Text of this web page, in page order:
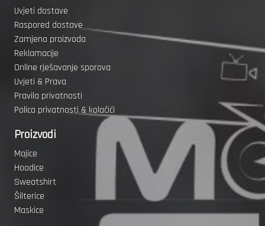
Uvjeti dostave
Raspored dostave
Zamjena proizvoda
Reklamacije
Online rješavanje sporova
Uvjeti & Prava
Pravila privatnosti
Polica privatnosti & kolačići
Proizvodi
Majice
Hoodice
Sweatshirt
Šilterice
Maskice